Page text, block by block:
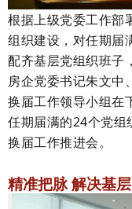
根据上级党委工作部
组织建设，对任期届
配齐基层党组织班子
房企党委书记朱文中
换届工作领导小组在
任期届满的24个党组
换届工作推进会。
精准把脉 解决基